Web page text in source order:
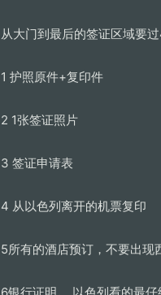
从大门到最后的签证区域要
1 护照原件+复印件
2 1张签证照片
3 签证申请表
4 从以色列离开的机票复印
5所有的酒店预订，不要出现